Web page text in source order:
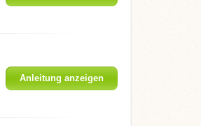
Anleitung anzeigen